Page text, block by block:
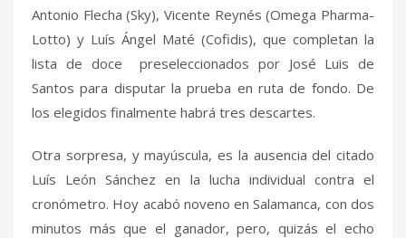
Antonio Flecha (Sky), Vicente Reynés (Omega Pharma-
Lotto) y Luís Ángel Maté (Cofidis), que completan la
lista de doce preseleccionados por José Luis de
Santos para disputar la prueba en ruta de fondo. De
los elegidos finalmente habrá tres descartes.
Otra sorpresa, y mayúscula, es la ausencia del citado
Luís León Sánchez en la lucha individual contra el
cronómetro. Hoy acabó noveno en Salamanca, con dos
minutos más que el ganador, pero, quizás el echo